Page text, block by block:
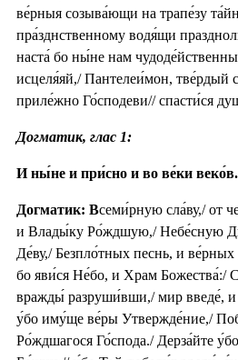
ве́рныя созыва́ющи на трапе́зу
пра́зднственному водя́щи
наста́ бо ны́не нам
исцеля́яй,/ Пантелеи́мон, тве́рдый
приле́жно Го́сподеви// спасти́ся
Догматик, глас 1:
И ны́не и при́сно и во ве́ки
Догматик: Всеми́рную сла́ву,/ от
и Влады́ку Ро́ждшую,/ Небе́сную
Де́ву,/ Безпло́тных песнь, и
бо яви́ся Не́бо, и Храм Божества́:/
вражды́ разруши́вши,/ мир введе́,
у́бо иму́ще ве́ры Утвержде́ние,/
Ро́ждшагося Го́спода./ Дерза́йте